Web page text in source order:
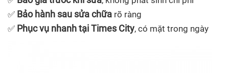
✅ Bảo hành sau sửa chữa rõ ràng
✅ Phục vụ nhanh tại Times City, có mặt trong ngày